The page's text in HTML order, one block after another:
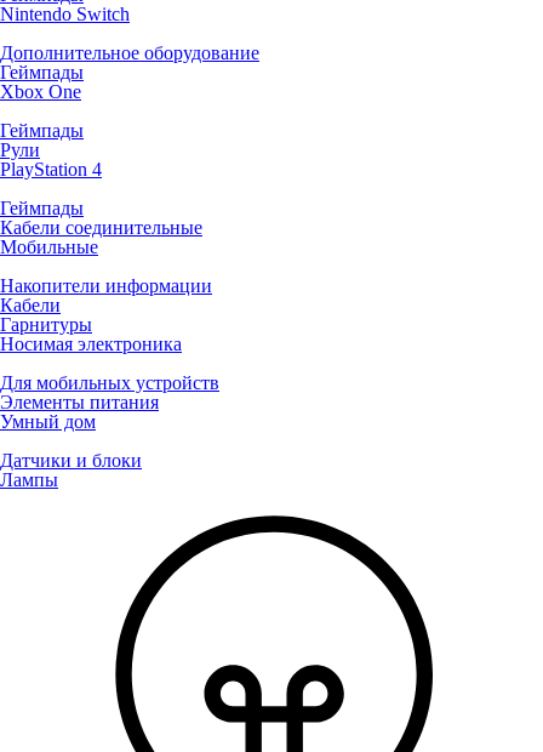
Nintendo Switch
Дополнительное оборудование
Геймпады
Xbox One
Геймпады
Рули
PlayStation 4
Геймпады
Кабели соединительные
Мобильные
Накопители информации
Кабели
Гарнитуры
Носимая электроника
Для мобильных устройств
Элементы питания
Умный дом
Датчики и блоки
Лампы